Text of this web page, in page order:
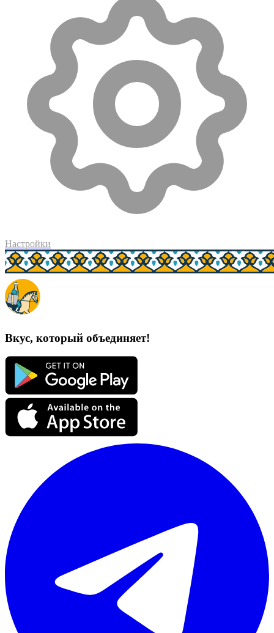
Настройки
Вкус, который объединяет!